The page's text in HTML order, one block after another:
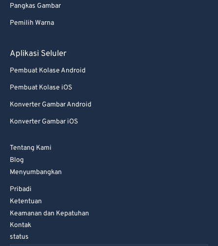
Pangkas Gambar
Pemilih Warna
Aplikasi Seluler
Pembuat Kolase Android
Pembuat Kolase iOS
Konverter Gambar Android
Konverter Gambar iOS
Tentang Kami
Blog
Menyumbangkan
Pribadi
Ketentuan
Keamanan dan Kepatuhan
Kontak
status